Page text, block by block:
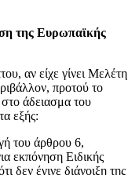
της Ευρωπαϊκής
αν είχε γίνει Μελέτη
προτού το
άδειασμα του
εξής:
του άρθρου 6,
εκπόνηση Ειδικής
δεν έγινε διάνοιξη της